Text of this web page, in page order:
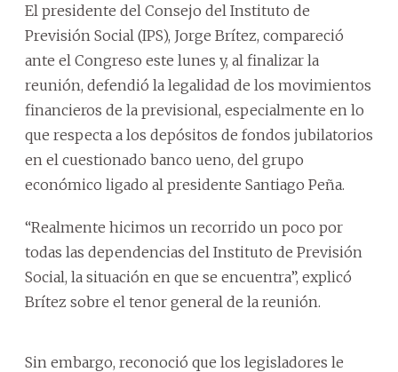
El presidente del Consejo del Instituto de
Previsión Social (IPS), Jorge Brítez, compareció
ante el Congreso este lunes y, al finalizar la
reunión, defendió la legalidad de los movimientos
financieros de la previsional, especialmente en lo
que respecta a los depósitos de fondos jubilatorios
en el cuestionado banco ueno, del grupo
económico ligado al presidente Santiago Peña.
“Realmente hicimos un recorrido un poco por
todas las dependencias del Instituto de Previsión
Social, la situación en que se encuentra”, explicó
Brítez sobre el tenor general de la reunión.
Sin embargo, reconoció que los legisladores le